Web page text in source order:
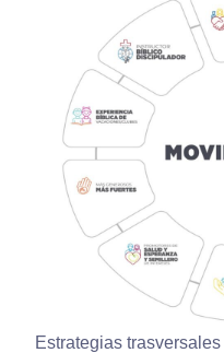
Estrategias